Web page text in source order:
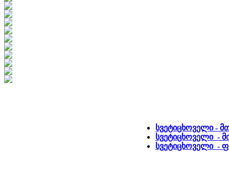
სვეტიცხოველი -
სვეტიცხოველი -
სვეტიცხოველი -